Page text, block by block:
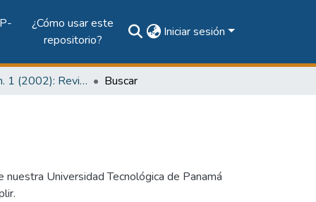
¿Cómo usar este
repositorio?
Iniciar sesión
Vol. 1, Núm. 1 (2002): Revista I+D Tecnológico Buscar
Universidad Tecnológica de Panamá